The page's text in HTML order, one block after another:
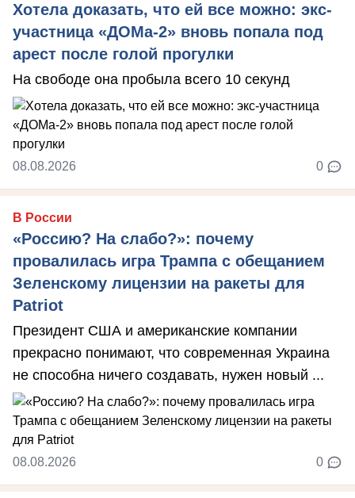
Хотела доказать, что ей все можно: экс-
участница «ДОМа-2» вновь попала под
арест после голой прогулки
На свободе она пробыла всего 10 секунд
08.08.2026 0
В России
«Россию? На слабо?»: почему
провалилась игра Трампа с обещанием
Зеленскому лицензии на ракеты для
Patriot
Президент США и американские компании
прекрасно понимают, что современная Украина
не способна ничего создавать, нужен новый ...
08.08.2026 0